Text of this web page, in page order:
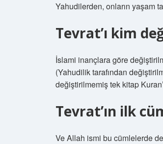
Yahudilerden, onların yaşam
Tevrat’ı kim
İslami inançlara göre
(Yahudilik tarafından
değiştirilmemiş tek kitap
Tevrat’ın ilk
Ve Allah ismi bu cümlelerde